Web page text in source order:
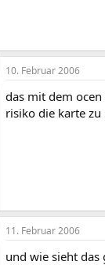
10. Februar 2006
das mit dem
risiko die karte
11. Februar 2006
und wie sieht das